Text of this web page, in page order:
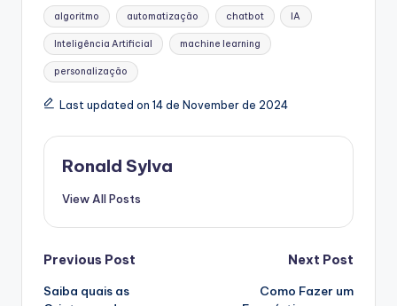
Tags:
algoritmo automatização chatbot IA
Inteligência Artificial machine learning
personalização
Last updated on 14 de November de 2024
Ronald Sylva
View All Posts
Post
Previous Post
Saiba quais as
Next Post
Como Fazer um